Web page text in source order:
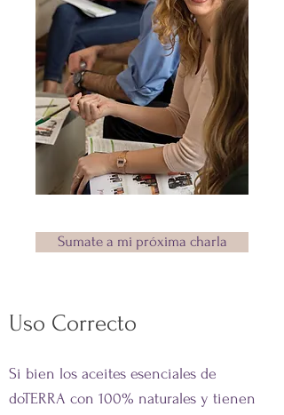
Sumate a mi próxima charla
Uso Correcto
Si bien los aceites esenciales de
doTERRA con 100% naturales y tienen